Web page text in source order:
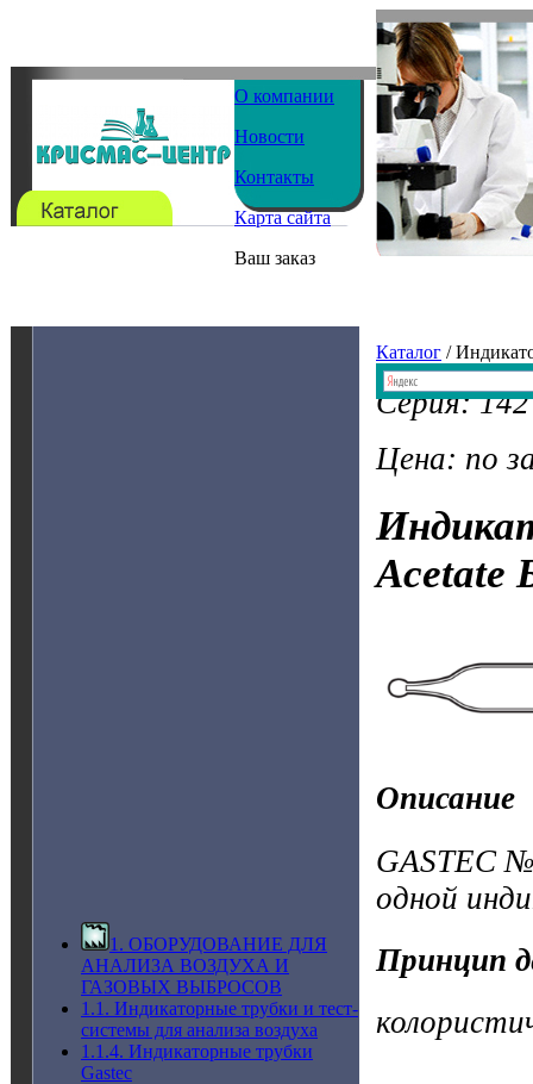
О компании
Новости
Контакты
Карта сайта
Ваш заказ
1. ОБОРУДОВАНИЕ ДЛЯ
АНАЛИЗА ВОЗДУХА И
ГАЗОВЫХ ВЫБРОСОВ
1.1. Индикаторные трубки и тест-
системы для анализа воздуха
1.1.4. Индикаторные трубки
Gastec
Каталог /
Серия: 142
Цена: по
Acetate
Описание
GASTEC
одной
Принцип